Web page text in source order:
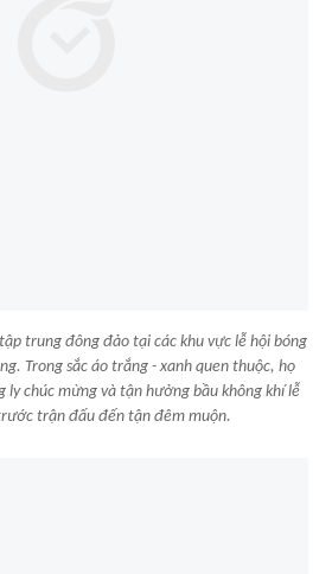
trung đông đảo tại các khu vực lễ hội bóng
Trong sắc áo trắng - xanh quen thuộc, họ
ly chúc mừng và tận hưởng bầu không khí lễ
trận đấu đến tận đêm muộn.